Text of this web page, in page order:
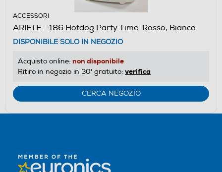
ACCESSORI
ARIETE - 186 Hotdog Party Time-Rosso, Bianco
DISPONIBILE SOLO IN NEGOZIO
Acquisto online: non disponibile
Ritiro in negozio in 30' gratuito: verifica
CERCA NEGOZIO